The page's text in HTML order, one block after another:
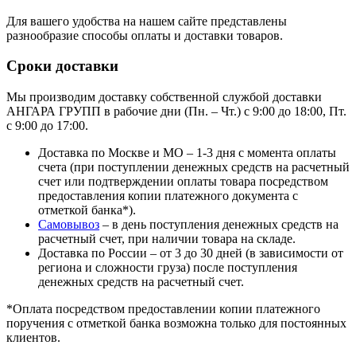
Для вашего удобства на нашем сайте представлены
разнообразие способы оплаты и доставки товаров.
Сроки доставки
Мы производим доставку собственной службой доставки
АНГАРА ГРУПП в рабочие дни (Пн. – Чт.) с 9:00 до 18:00, Пт.
с 9:00 до 17:00.
Доставка по Москве и МО – 1-3 дня с момента оплаты
счета (при поступлении денежных средств на расчетный
счет или подтверждении оплаты товара посредством
предоставления копии платежного документа с
отметкой банка*).
Самовывоз – в день поступления денежных средств на
расчетный счет, при наличии товара на складе.
Доставка по России – от 3 до 30 дней (в зависимости от
региона и сложности груза) после поступления
денежных средств на расчетный счет.
*Оплата посредством предоставлении копии платежного
поручения с отметкой банка возможна только для постоянных
клиентов.